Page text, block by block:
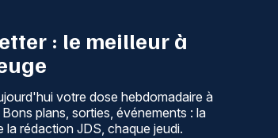
: le meilleur à
votre dose hebdomadaire à
plans, sorties, événements : la
la rédaction JDS, chaque jeudi.